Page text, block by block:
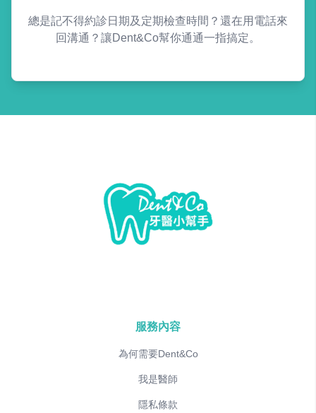
總是記不得約診日期及定期檢查時間？還在用電話來
回溝通？讓Dent&Co幫你通通一指搞定。
服務內容
為何需要Dent&Co
我是醫師
隱私條款